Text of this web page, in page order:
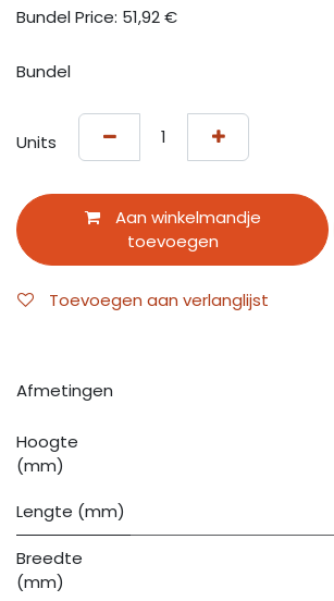
Bundel Price: 51,92€
Bundel
Units
Aan winkelmandje
toevoegen
Toevoegen aan verlanglijst
Afmetingen
Hoogte
(mm)
Lengte (mm)
Breedte
(mm)